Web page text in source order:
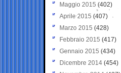
Maggio 2015 (402)
Aprile 2015 (407)
Marzo 2015 (428)
Febbraio 2015 (417)
Gennaio 2015 (434)
Dicembre 2014 (454)